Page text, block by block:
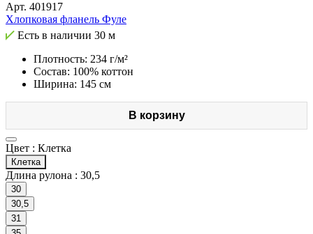
Арт. 401917
Хлопковая фланель Фуле
Есть в наличии 30 м
Плотность: 234 г/м²
Состав: 100% коттон
Ширина: 145 см
В корзину
Цвет : Клетка
Клетка
Длина рулона : 30,5
30
30,5
31